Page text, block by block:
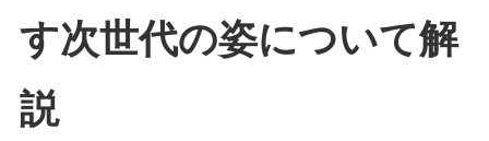
す次世代の姿について解
説